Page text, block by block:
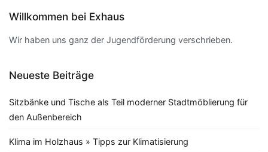
Willkommen bei Exhaus
Wir haben uns ganz der Jugendförderung verschrieben.
Neueste Beiträge
Sitzbänke und Tische als Teil moderner Stadtmöblierung für
den Außenbereich
Klima im Holzhaus » Tipps zur Klimatisierung